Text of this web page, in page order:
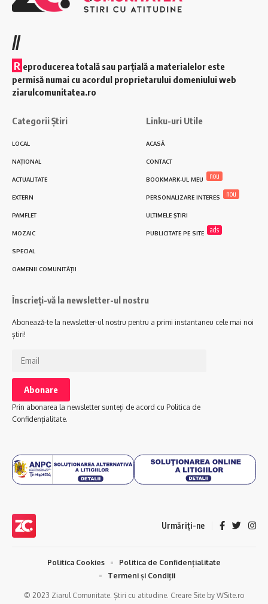
//
R eproducerea totală sau parțială a materialelor este
permisă numai cu acordul proprietarului domeniului web
ziarulcomunitatea.ro
Categorii Știri
LOCAL
NAȚIONAL
ACTUALITATE
EXTERN
PAMFLET
MOZAIC
SPECIAL
OAMENII COMUNITĂȚII
Linku-uri Utile
ACASĂ
CONTACT
BOOKMARK-UL MEU nou
PERSONALIZARE INTERES nou
ULTIMELE ȘTIRI
PUBLICITATE PE SITE ads
Înscrieți-vă la newsletter-ul nostru
Abonează-te la newsletter-ul nostru pentru a primi instantaneu cele mai noi
știri!
Prin abonarea la newsletter sunteți de acord cu Politica de
Confidențialitate.
Urmăriți-ne
© 2023 Ziarul Comunitate. Știri cu atitudine. Creare Site by WSite.ro
Politica Cookies
Politica de Confidențialitate
Termeni și Condiții